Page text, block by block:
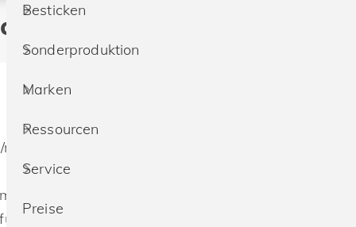
& besticken lassen
3% Polyester
bessere Bedruckbarkeit
Besticken
Sonderproduktion
Marken
Ressourcen
Service
Preise